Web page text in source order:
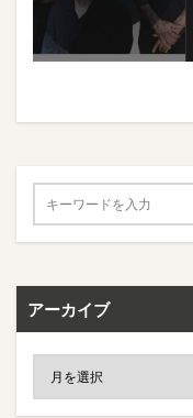
アーカイブ